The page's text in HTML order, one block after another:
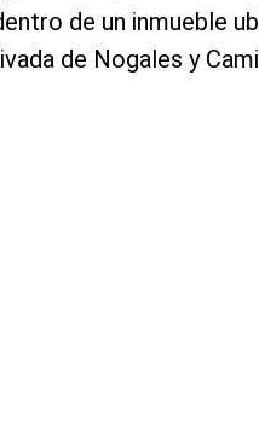
de un inmueble
de Nogales y